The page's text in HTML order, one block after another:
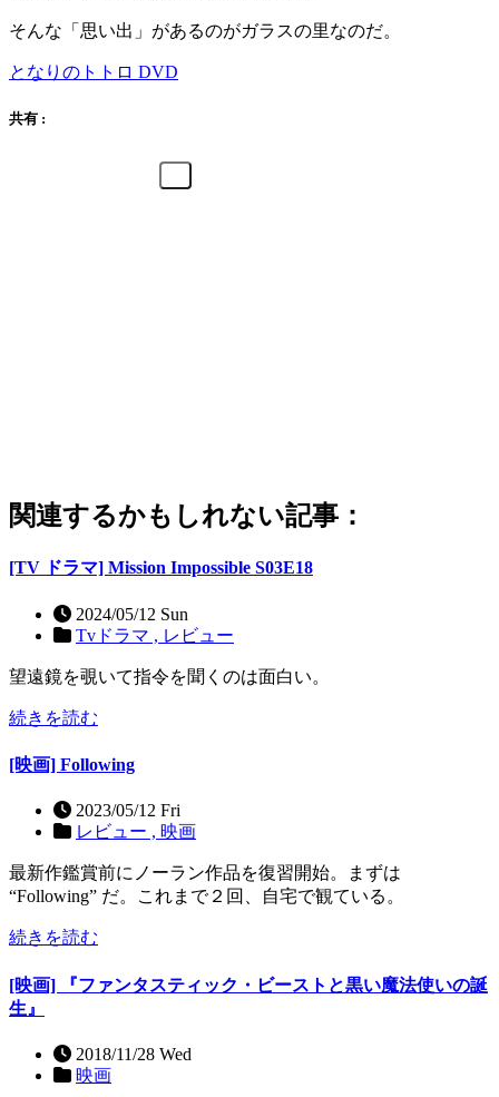
そんな「思い出」があるのがガラスの里なのだ。
となりのトトロ DVD
共有 :
関連するかもしれない記事：
[TV ドラマ] Mission Impossible S03E18
2024/05/12 Sun
Tvドラマ , レビュー
望遠鏡を覗いて指令を聞くのは面白い。
続きを読む
[映画] Following
2023/05/12 Fri
レビュー , 映画
最新作鑑賞前にノーラン作品を復習開始。まずは
“Following” だ。これまで２回、自宅で観ている。
続きを読む
[映画] 『ファンタスティック・ビーストと黒い魔法使いの誕
生』
2018/11/28 Wed
映画